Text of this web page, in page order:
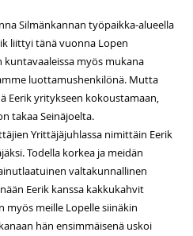
Silmänkannan työpaikka-alueella
liittyi tänä vuonna Lopen
myös mukana
luottamushenkilönä. Mutta
Eerik yritykseen kokoustamaan,
takaa Seinäjoelta.
Yrittäjäjuhlassa nimittäin Eerik
Todella korkea ja meidän
valtakunnallinen
Eerik kanssa kakkukahvit
myös meille Lopelle siinäkin
hän ensimmäisenä uskoi